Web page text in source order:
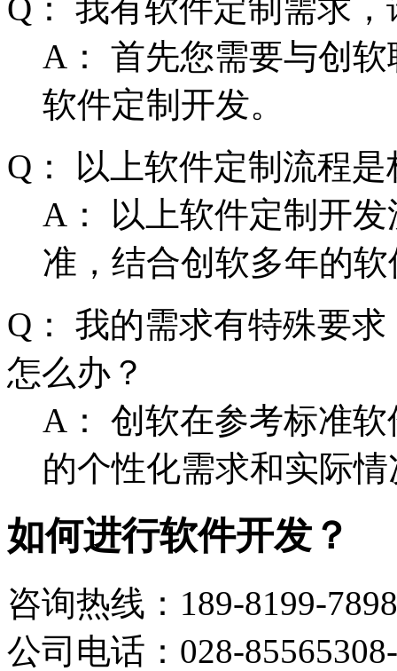
Q： 我有软件定制需求
A： 首先您需要与创
软件定制开发。
Q： 以上软件定制流程
A： 以上软件定制开
准，结合创软多年的
Q： 我的需求有特殊要
怎么办？
A： 创软在参考标准
的个性化需求和实际
如何进行软件开发？
咨询热线： 189-8199-7898
公司电话： 028-